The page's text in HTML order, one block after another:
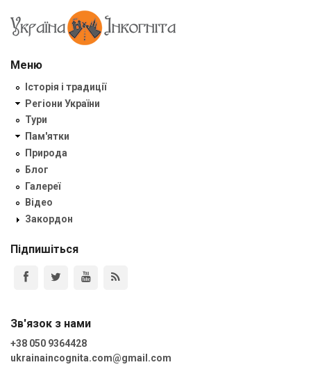
Меню
Історія і традиції
Регіони України
Тури
Пам'ятки
Природа
Блог
Галереї
Відео
Закордон
Підпишіться
Зв'язок з нами
+38 050 9364428
ukrainaincognita.com@gmail.com